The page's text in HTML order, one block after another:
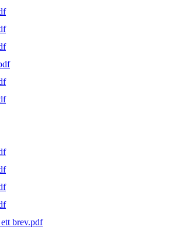
brev.pdf